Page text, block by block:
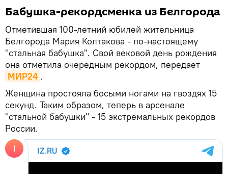
Бабушка-рекордсменка из Белгорода
Отметившая 100-летний юбилей жительница
Белгорода Мария Колтакова - по-настоящему
"стальная бабушка". Свой вековой день рождения
она отметила очередным рекордом, передает
МИР24 .
Женщина простояла босыми ногами на гвоздях 15
секунд. Таким образом, теперь в арсенале
"стальной бабушки" - 15 экстремальных рекордов
России.